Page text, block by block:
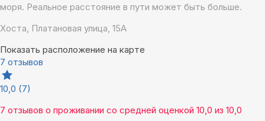
моря. Реальное расстояние в пути может быть больше.
Хоста, Платановая улица, 15А
Показать расположение на карте
7 отзывов
10,0 (7)
7 отзывов о проживании со средней оценкой 10,0 из 10,0